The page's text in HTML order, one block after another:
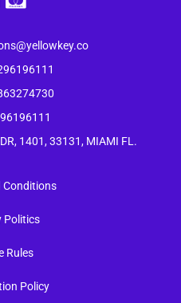
1401, 33131, MIAMI FL.
Conditions
Politics
Rules
Policy